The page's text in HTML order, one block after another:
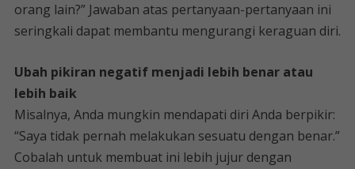
orang lain?” Jawaban atas pertanyaan-pertanyaan ini
seringkali dapat membantu mengurangi keraguan diri.
Ubah pikiran negatif menjadi lebih benar atau
lebih baik
Misalnya, Anda mungkin mendapati diri Anda berpikir:
“Saya tidak pernah melakukan sesuatu dengan benar.”
Cobalah untuk membuat ini lebih jujur ​​dengan